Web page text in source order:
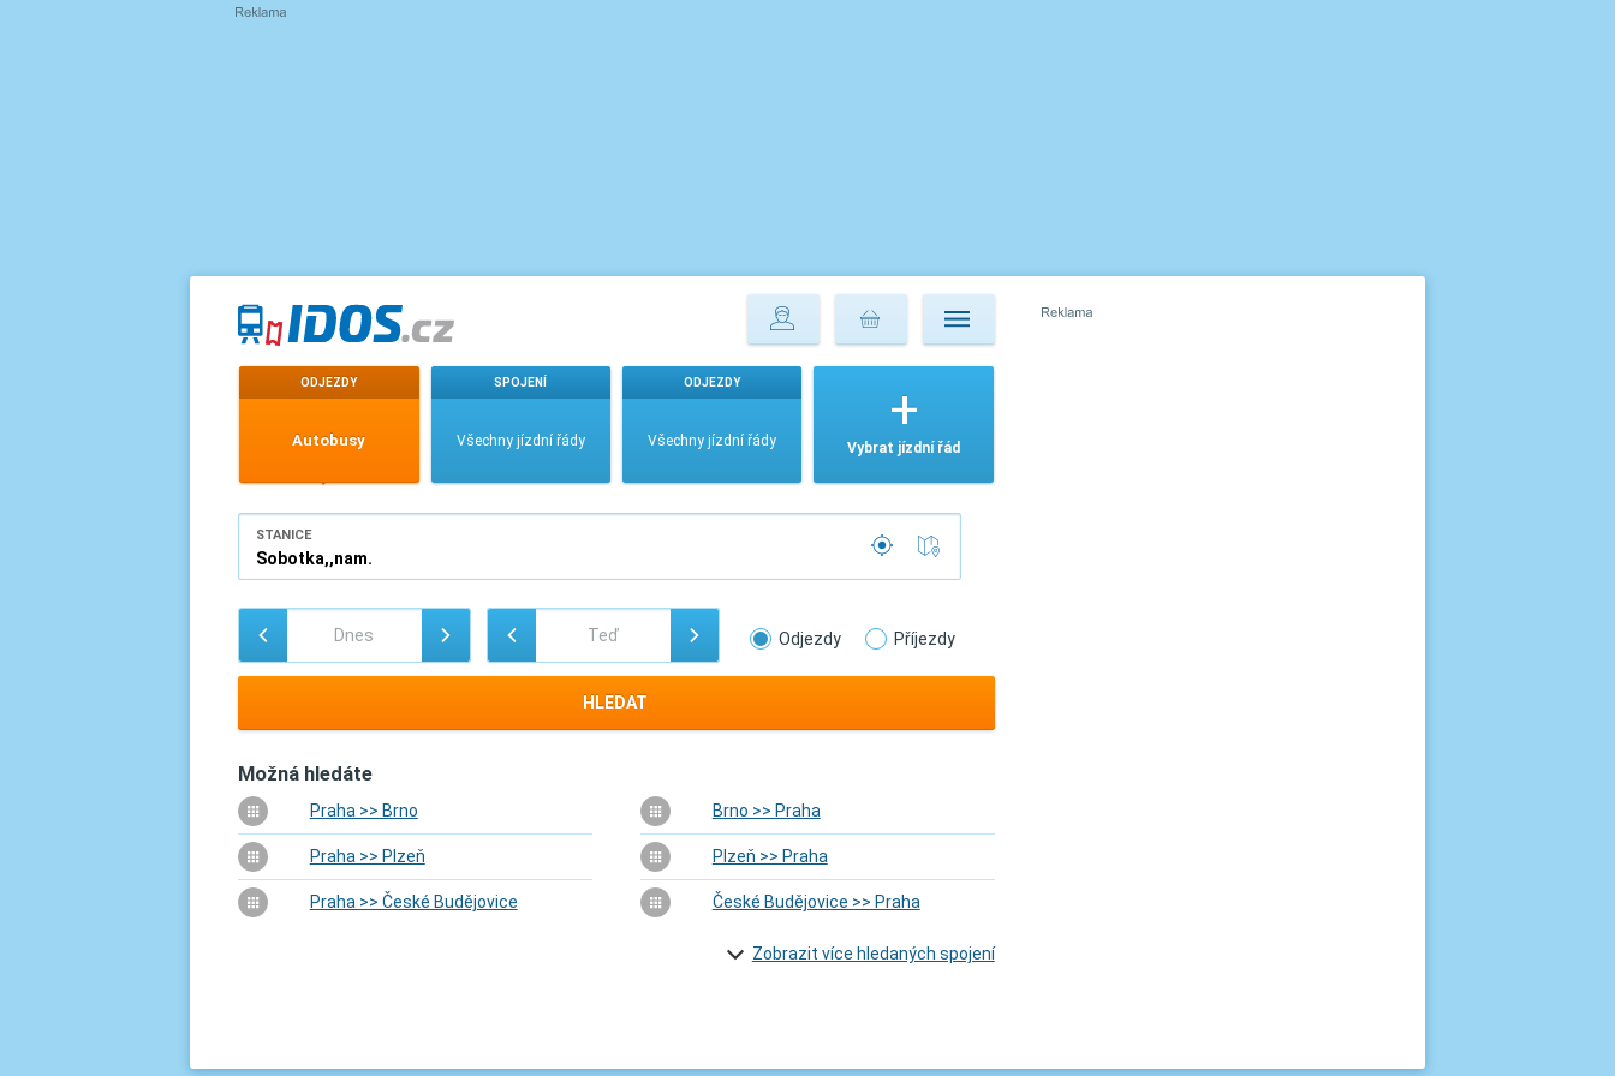
ODJEZDY
Autobusy
SPOJENÍ
Všechny jízdní řády
ODJEZDY
Všechny jízdní řády Vybrat jízdní řád
STANICE
Odjezdy Příjezdy
HLEDAT
Možná hledáte
Praha >> Brno Brno >> Praha
Praha >> Plzeň Plzeň >> Praha
Praha >> České Budějovice České Budějovice >> Praha
Zobrazit více hledaných spojení